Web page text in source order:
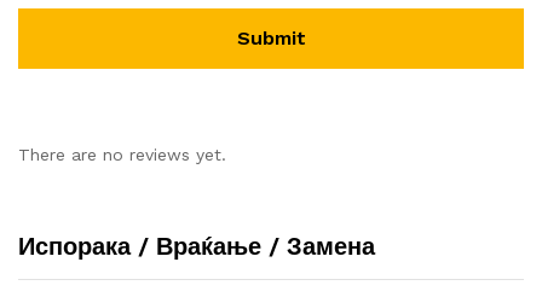
There are no reviews yet.
Испорака / Враќање / Замена